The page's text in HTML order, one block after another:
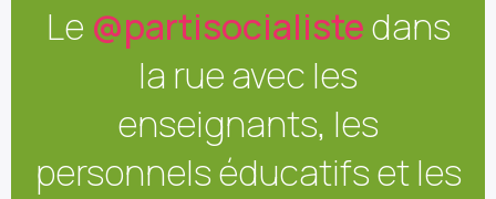
Le @partisocialistedans
la rue avec les
enseignants, les
personnels éducatifs et les